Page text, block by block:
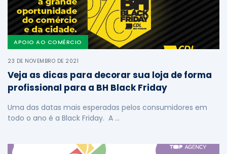
APOIO AO COMÉRCIO
23 DE NOVEMBRO DE 2021
Veja as dicas para decorar sua loja de forma
profissional para a BH Black Friday
Uma das datas mais esperadas pelos consumidores em
todo o ano é a Black Friday. A …